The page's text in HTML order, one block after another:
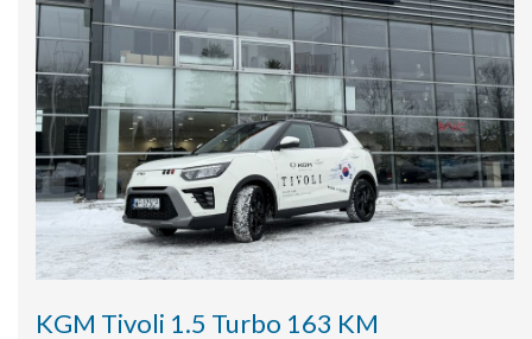
KGM Tivoli 1.5 Turbo 163 KM